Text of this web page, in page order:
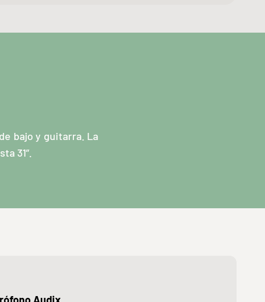
bajo y guitarra. La
31”.